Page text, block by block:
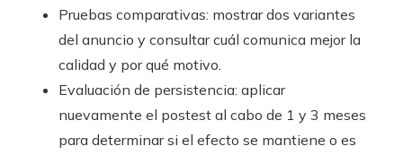
Pruebas comparativas: mostrar dos variantes
del anuncio y consultar cuál comunica mejor la
calidad y por qué motivo.
Evaluación de persistencia: aplicar
nuevamente el postest al cabo de 1 y 3 meses
para determinar si el efecto se mantiene o es